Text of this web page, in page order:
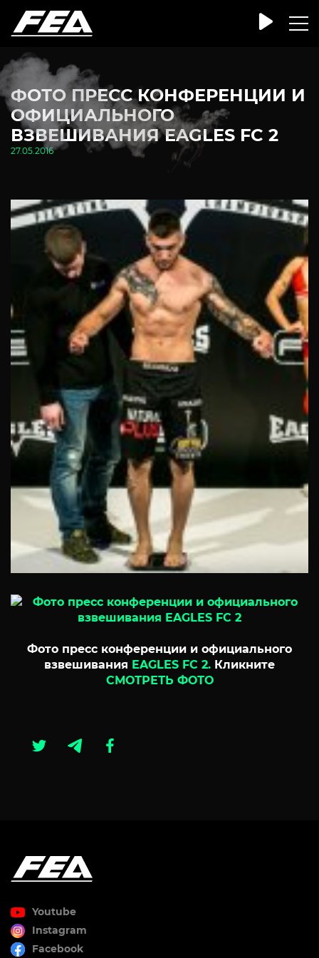
ФОТО ПРЕСС КОНФЕРЕНЦИИ И
ОФИЦИАЛЬНОГО
ВЗВЕШИВАНИЯ EAGLES FC 2
27.05.2016
Фото пресс конференции и официального
взвешивания EAGLES FC 2. Кликните
СМОТРЕТЬ ФОТО
Youtube
Instagram
Facebook